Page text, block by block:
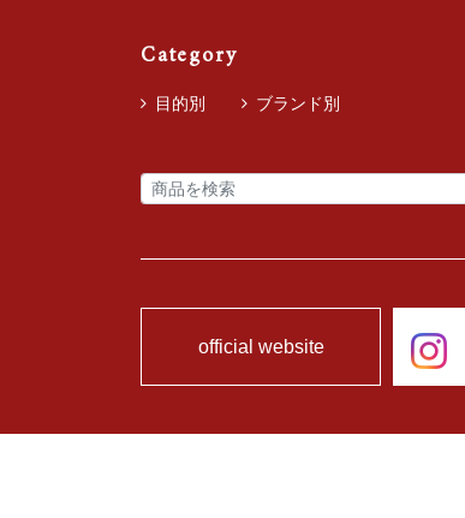
Category
目的別 ブランド別
official website